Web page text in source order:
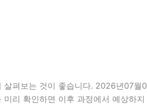
펴보는 것이 좋습니다. 2026년07
리 확인하면 이후 과정에서 예상하